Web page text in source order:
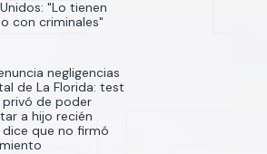
"Lo tienen
con criminales"
negligencias
de La Florida: test
privó de poder
a hijo recién
que no firmó